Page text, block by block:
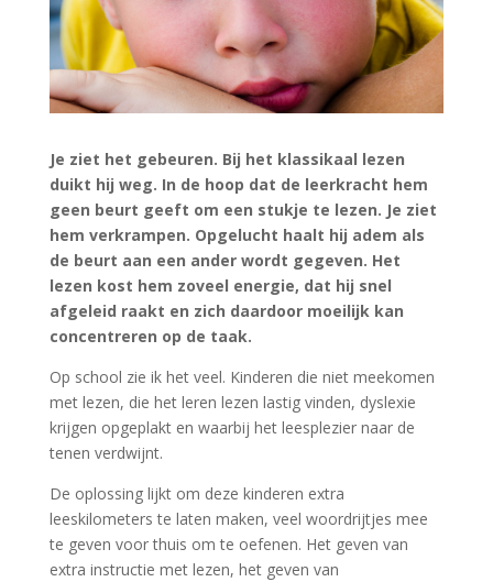
Je ziet het gebeuren. Bij het klassikaal lezen
duikt hij weg. In de hoop dat de leerkracht hem
geen beurt geeft om een stukje te lezen. Je ziet
hem verkrampen. Opgelucht haalt hij adem als
de beurt aan een ander wordt gegeven. Het
lezen kost hem zoveel energie, dat hij snel
afgeleid raakt en zich daardoor moeilijk kan
concentreren op de taak.
Op school zie ik het veel. Kinderen die niet meekomen
met lezen, die het leren lezen lastig vinden, dyslexie
krijgen opgeplakt en waarbij het leesplezier naar de
tenen verdwijnt.
De oplossing lijkt om deze kinderen extra
leeskilometers te laten maken, veel woordrijtjes mee
te geven voor thuis om te oefenen. Het geven van
extra instructie met lezen, het geven van